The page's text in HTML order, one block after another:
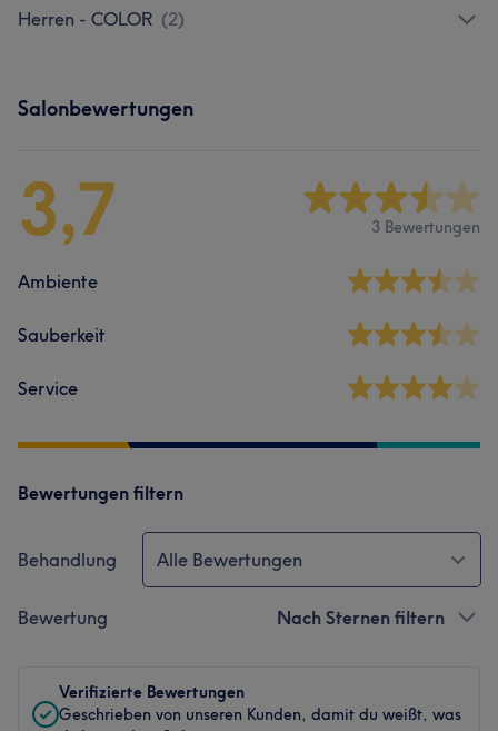
Herren - COLOR (2)
Salonbewertungen
3,7 3 Bewertungen
Ambiente
Sauberkeit
Service
Bewertungen filtern
Behandlung Alle Bewertungen
Bewertung Nach Sternen filtern
Verifizierte Bewertungen
Geschrieben von unseren Kunden, damit du weißt, was